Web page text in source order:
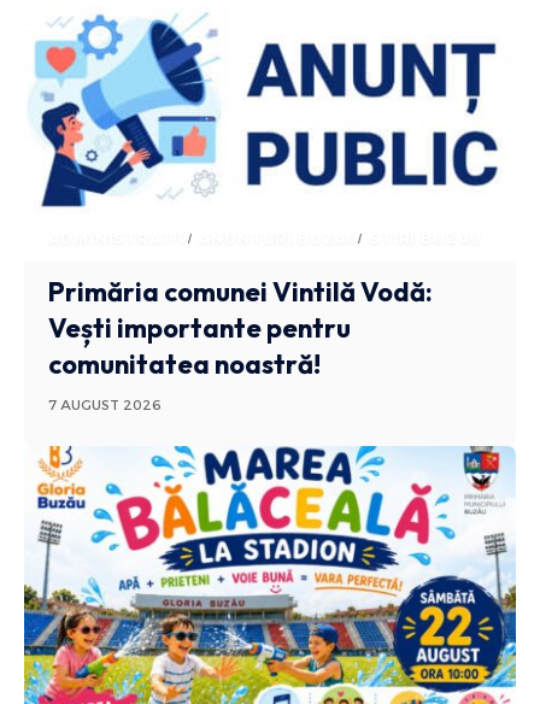
ADMINISTRATIV ANUNTURI BUZAU
Primăria comunei Vintilă Vodă:
Vești importante pentru
comunitatea noastră!
7 AUGUST 2026